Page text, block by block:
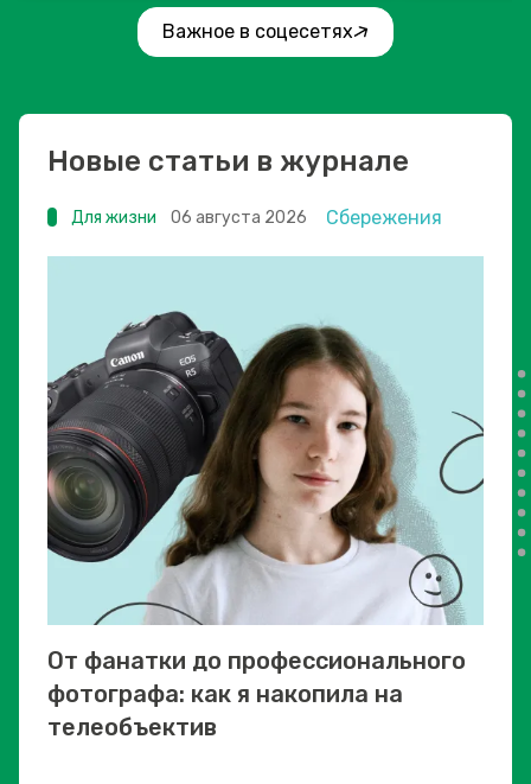
Важное в соцесетях
Новые статьи в журнале
Для жизни 06 августа 2026 Сбережения
От фанатки до профессионального
фотографа: как я накопила на
телеобъектив